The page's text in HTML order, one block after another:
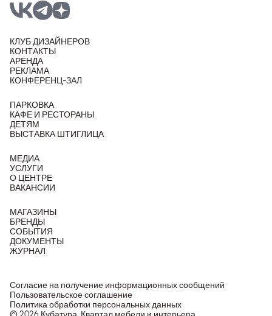
КЛУБ ДИЗАЙНЕРОВ
КОНТАКТЫ
АРЕНДА
РЕКЛАМА
КОНФЕРЕНЦ-ЗАЛ
ПАРКОВКА
КАФЕ И РЕСТОРАНЫ
ДЕТЯМ
ВЫСТАВКА ШТИГЛИЦА
МЕДИА
УСЛУГИ
О ЦЕНТРЕ
ВАКАНСИИ
МАГАЗИНЫ
БРЕНДЫ
СОБЫТИЯ
ДОКУМЕНТЫ
ЖУРНАЛ
Согласие на получение информационных сообщений
Пользовательское соглашение
Политика обработки персональных данных